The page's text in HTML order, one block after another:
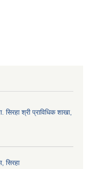
श्री प्राविधिक शाखा,
सिरहा